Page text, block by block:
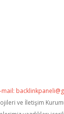
mail:
ve İletişim